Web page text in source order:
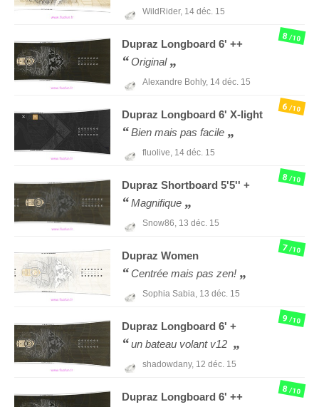
WildRider, 14 déc. 15
Dupraz Longboard 6' ++
Original
Alexandre Bohly, 14 déc. 15
8/10
Dupraz Longboard 6' X-light
Bien mais pas facile
fluolive, 14 déc. 15
6/10
Dupraz Shortboard 5'5'' +
Magnifique
Snow86, 13 déc. 15
8/10
Dupraz Women
Centrée mais pas zen!
Sophia Sabia, 13 déc. 15
7/10
Dupraz Longboard 6' +
un bateau volant v12
shadowdany, 12 déc. 15
9/10
Dupraz Longboard 6' ++
8/10